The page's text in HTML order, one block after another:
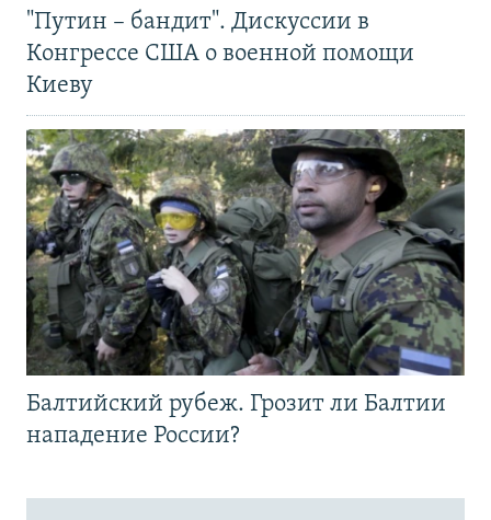
"Путин – бандит". Дискуссии в
Конгрессе США о военной помощи
Киеву
Балтийский рубеж. Грозит ли Балтии
нападение России?